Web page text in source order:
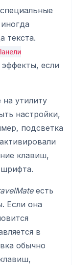
текста.
если
утилиту
настройки,
подсветка
клавиш,
есть
Если она
в
обычно